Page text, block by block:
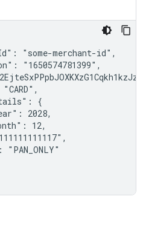
"some-merchant-id",
"1650574781399",
{
2028,
12,
"PAN_ONLY"